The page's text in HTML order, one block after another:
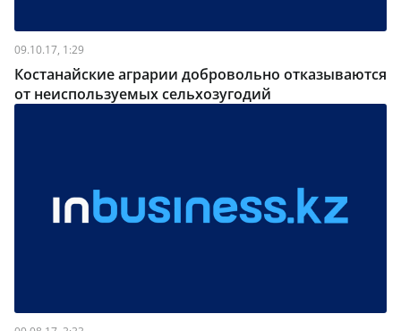
09.10.17, 1:29
Костанайские аграрии добровольно отказываются
от неиспользуемых сельхозугодий